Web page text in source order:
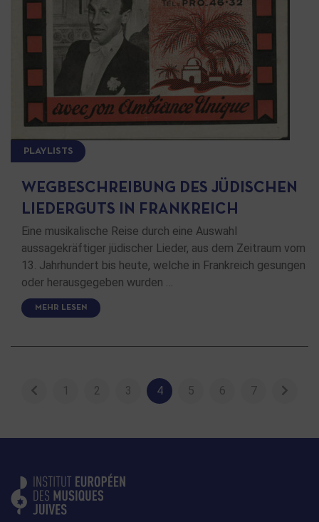
PLAYLISTS
WEGBESCHREIBUNG DES JÜDISCHEN
LIEDERGUTS IN FRANKREICH
Eine musikalische Reise durch eine Auswahl
aussagekräftiger jüdischer Lieder, aus dem Zeitraum vom
13. Jahrhundert bis heute, welche in Frankreich gesungen
oder herausgegeben wurden …
MEHR LESEN
1 2 3 4 5 6 7